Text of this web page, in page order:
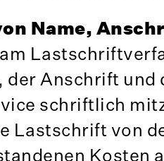
Name,
der Anschrift
schriftlich
Lastschrift von
Kosten